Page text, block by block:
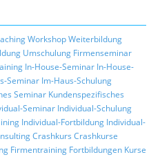
WorkshopWeiterbildung
Umschulung Firmenseminar
In-House-Seminar In-House-
Seminar Im-Haus-Schulung
Seminar Kundenspezifisches
Seminar Individual-Schulung
Individual-Fortbildung Individual-
Crashkurs Crashkurse
Firmentraining Fortbildungen Kurse